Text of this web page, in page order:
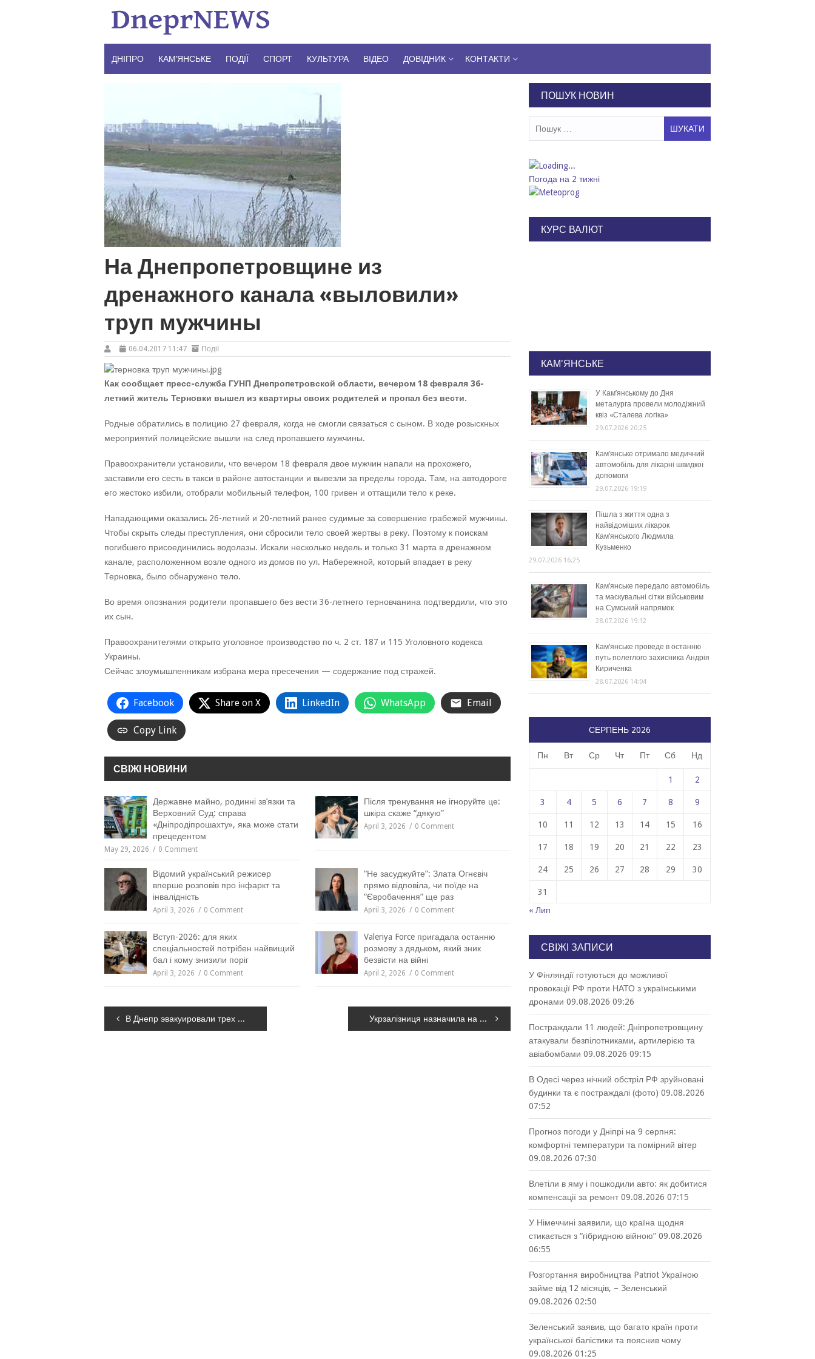
ДНІПРО КАМ’ЯНСЬКЕ ПОДІЇ СПОРТ КУЛЬТУРА ВІДЕО ДОВІДНИК КОНТАКТИ
На Днепропетровщине из
дренажного канала «выловили»
труп мужчины
06.04.2017 11:47 Події
Как сообщает пресс-служба ГУНП Днепропетровской области, вечером 18 февраля 36-
летний житель Терновки вышел из квартиры своих родителей и пропал без вести.
Родные обратились в полицию 27 февраля, когда не смогли связаться с сыном. В ходе розыскных
мероприятий полицейские вышли на след пропавшего мужчины.
Правоохранители установили, что вечером 18 февраля двое мужчин напали на прохожего,
заставили его сесть в такси в районе автостанции и вывезли за пределы города. Там, на автодороге
его жестоко избили, отобрали мобильный телефон, 100 гривен и оттащили тело к реке.
Нападающими оказались 26-летний и 20-летний ранее судимые за совершение грабежей мужчины.
Чтобы скрыть следы преступления, они сбросили тело своей жертвы в реку. Поэтому к поискам
погибшего присоединились водолазы. Искали несколько недель и только 31 марта в дренажном
канале, расположенном возле одного из домов по ул. Набережной, который впадает в реку
Терновка, было обнаружено тело.
Во время опознания родители пропавшего без вести 36-летнего терновчанина подтвердили, что это
их сын.
Правоохранителями открыто уголовное производство по ч. 2 ст. 187 и 115 Уголовного кодекса
Украины.
Сейчас злоумышленникам избрана мера пресечения — содержание под стражей.
Facebook Share on X LinkedIn WhatsApp Email
Copy Link
СВІЖІ НОВИНИ
Державне майно, родинні зв’язки та
Верховний Суд: справа
«Дніпродіпрошахту», яка може стати
прецедентом
May 29, 2026 0 Comment
Після тренування не ігноруйте це:
шкіра скаже “дякую”
April 3, 2026 0 Comment
Відомий український режисер
вперше розповів про інфаркт та
інвалідність
April 3, 2026 0 Comment
“Не засуджуйте”: Злата Огнєвіч
прямо відповіла, чи поїде на
“Євробачення” ще раз
April 3, 2026 0 Comment
Вступ-2026: для яких
спеціальностей потрібен найвищий
бал і кому знизили поріг
April 3, 2026 0 Comment
Valeriya Force пригадала останню
розмову з дядьком, який зник
безвісти на війні
April 2, 2026 0 Comment
Навігація
В Днепр эвакуировали трех раненых Укрзалізниця назначила на Пасху поезд в южном направлении через Кривой Рог
ПОШУК НОВИН
Погода на 2 тижні
КУРС ВАЛЮТ
КАМ'ЯНСЬКЕ
У Кам’янському до Дня
металурга провели молодіжний
квіз «Сталева логіка»
29.07.2026 20:25
Кам’янське отримало медичний
автомобіль для лікарні швидкої
допомоги
29.07.2026 19:19
Пішла з життя одна з
найвідоміших лікарок
Кам’янського Людмила
Кузьменко
29.07.2026 16:25
Кам’янське передало автомобіль
та маскувальні сітки військовим
на Сумський напрямок
28.07.2026 19:12
Кам’янське проведе в останню
путь полеглого захисника Андрія
Кириченка
28.07.2026 14:04
СЕРПЕНЬ 2026
Пн Вт Ср Чт Пт Сб Нд
1 2
3 4 5 6 7 8 9
10 11 12 13 14 15 16
17 18 19 20 21 22 23
24 25 26 27 28 29 30
31
« Лип
СВІЖІ ЗАПИСИ
У Фінляндії готуються до можливої
провокації РФ проти НАТО з українськими
дронами 09.08.2026 09:26
Постраждали 11 людей: Дніпропетровщину
атакували безпілотниками, артилерією та
авіабомбами 09.08.2026 09:15
В Одесі через нічний обстріл РФ зруйновані
будинки та є постраждалі (фото) 09.08.2026
07:52
Прогноз погоди у Дніпрі на 9 серпня:
комфортні температури та помірний вітер
09.08.2026 07:30
Влетіли в яму і пошкодили авто: як добитися
компенсації за ремонт 09.08.2026 07:15
У Німеччині заявили, що країна щодня
стикається з “гібридною війною” 09.08.2026
06:55
Розгортання виробництва Patriot Україною
займе від 12 місяців, – Зеленський
09.08.2026 02:50
Зеленський заявив, що багато країн проти
української балістики та пояснив чому
09.08.2026 01:25